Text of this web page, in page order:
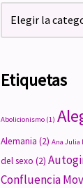
Etiquetas
Abolicionismo (1)
Alemania (2) Ana Julia
del sexo (2)
Confluencia